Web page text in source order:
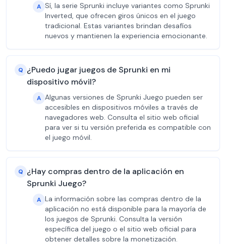
A Sí, la serie Sprunki incluye variantes como Sprunki
Inverted, que ofrecen giros únicos en el juego
tradicional. Estas variantes brindan desafíos
nuevos y mantienen la experiencia emocionante.
Q ¿Puedo jugar juegos de Sprunki en mi
dispositivo móvil?
A Algunas versiones de Sprunki Juego pueden ser
accesibles en dispositivos móviles a través de
navegadores web. Consulta el sitio web oficial
para ver si tu versión preferida es compatible con
el juego móvil.
Q ¿Hay compras dentro de la aplicación en
Sprunki Juego?
A La información sobre las compras dentro de la
aplicación no está disponible para la mayoría de
los juegos de Sprunki. Consulta la versión
específica del juego o el sitio web oficial para
obtener detalles sobre la monetización.